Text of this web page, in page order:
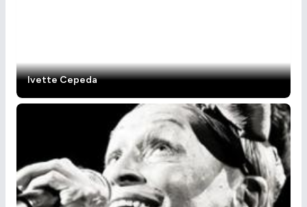
Ivette Cepeda